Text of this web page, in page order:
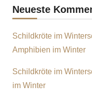
Neueste
Schildkröte im
Amphibien im Winter
Schildkröte im
im Winter